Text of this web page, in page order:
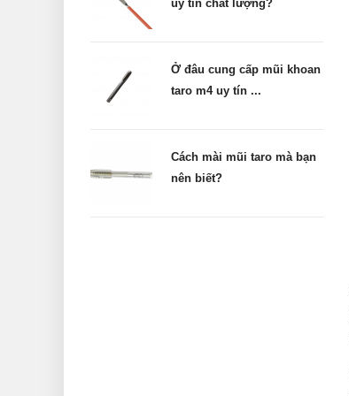
uy tín chất lượng?
Ở đâu cung cấp mũi khoan
taro m4 uy tín ...
Cách mài mũi taro mà bạn
nên biết?